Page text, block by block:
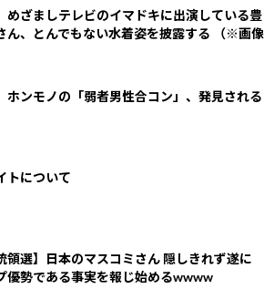
めざましテレビのイマドキに出演している豊
ん、とんでもない水着姿を披露する （※画像
ホンモノの「弱者男性合コン」、発見される
トについて
領選】日本のマスコミさん 隠しきれず遂に
優勢である事実を報じ始めるwwww